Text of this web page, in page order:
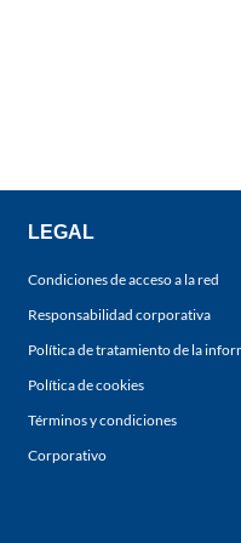
LEGAL
Condiciones de acceso a la red
Responsabilidad corporativa
Política de tratamiento de la
Política de cookies
Términos y condiciones
Corporativo